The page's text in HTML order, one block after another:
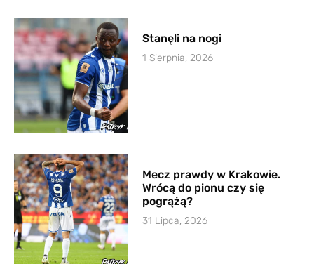
Stanęli na nogi
1 Sierpnia, 2026
Mecz prawdy w Krakowie.
Wrócą do pionu czy się
pogrążą?
31 Lipca, 2026